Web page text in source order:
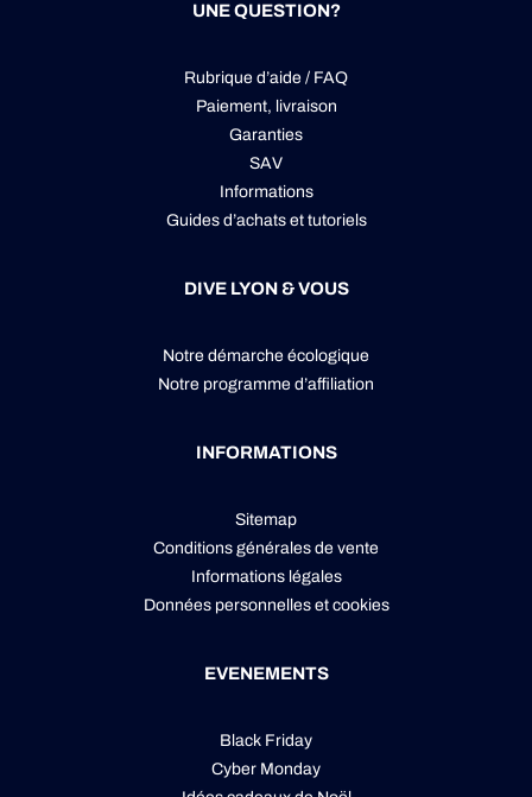
UNE QUESTION?
Rubrique d’aide / FAQ
Paiement, livraison
Garanties
SAV
Informations
Guides d’achats et tutoriels
DIVE LYON & VOUS
Notre démarche écologique
Notre programme d’affiliation
INFORMATIONS
Sitemap
Conditions générales de vente
Informations légales
Données personnelleset cookies
EVENEMENTS
Black Friday
Cyber Monday